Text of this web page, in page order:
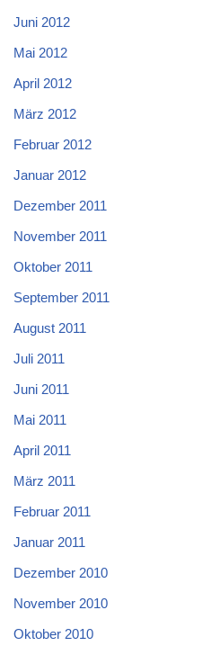
Juni 2012
Mai 2012
April 2012
März 2012
Februar 2012
Januar 2012
Dezember 2011
November 2011
Oktober 2011
September 2011
August 2011
Juli 2011
Juni 2011
Mai 2011
April 2011
März 2011
Februar 2011
Januar 2011
Dezember 2010
November 2010
Oktober 2010